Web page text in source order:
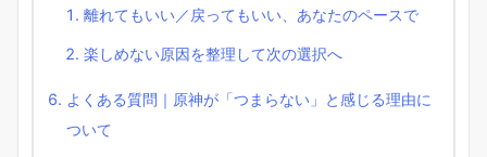
離れてもいい／戻ってもいい、あなたのペースで
楽しめない原因を整理して次の選択へ
よくある質問｜原神が「つまらない」と感じる理由に
ついて